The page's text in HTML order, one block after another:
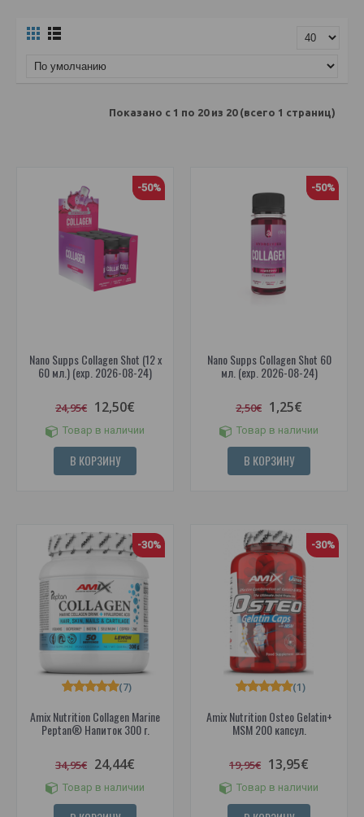
Показано с 1 по 20 из 20 (всего 1 страниц)
-50%
Nano Supps Collagen Shot (12 x
60 мл.) (exp. 2026-08-24)
24,95€ 12,50€
Товар в наличии
В КОРЗИНУ
-50%
Nano Supps Collagen Shot 60
мл. (exp. 2026-08-24)
2,50€ 1,25€
Товар в наличии
В КОРЗИНУ
-30%
Amix Nutrition Collagen Marine
Peptan® Напиток 300 г.
(7)
34,95€ 24,44€
Товар в наличии
-30%
Amix Nutrition Osteo Gelatin+
MSM 200 капсул.
(1)
19,95€ 13,95€
Товар в наличии